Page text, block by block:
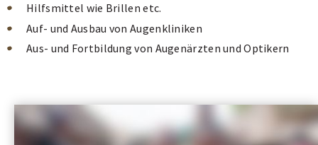
Hilfsmittel wie Brillen etc.
Auf- und Ausbau von Augenkliniken
Aus- und Fortbildung von Augenärzten und Optikern